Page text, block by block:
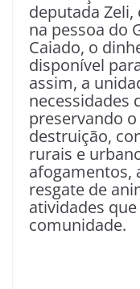
deputada
na pessoa do
Caiado, o
disponível
assim, a
necessidades
preservando
destruição,
rurais e
afogamentos,
resgate de
atividades
comunidade.